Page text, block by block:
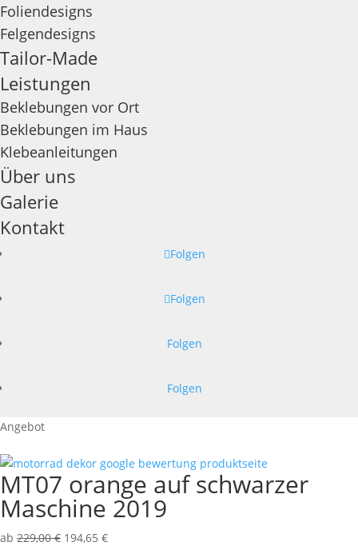
Foliendesigns
Felgendesigns
Tailor-Made
Leistungen
Beklebungen vor Ort
Beklebungen im Haus
Klebeanleitungen
Über uns
Galerie
Kontakt
Folgen
Folgen
Folgen
Folgen
Angebot
MT07 orange auf schwarzer
Maschine 2019
ab 229,00€ 194,65 €